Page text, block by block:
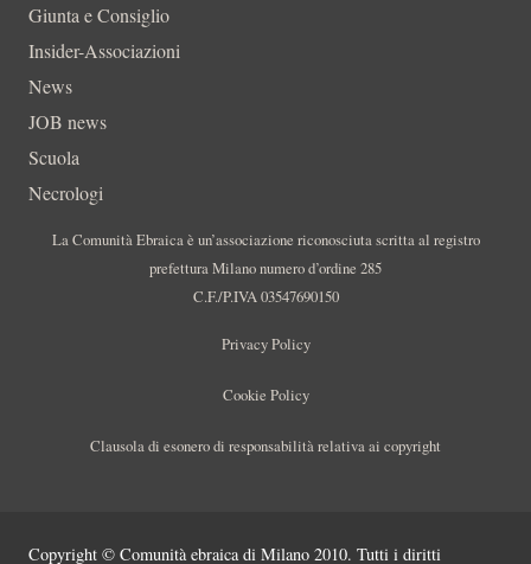
Giunta e Consiglio
Insider-Associazioni
News
JOB news
Scuola
Necrologi
La Comunità Ebraica è un’associazione riconosciuta scritta al registro
prefettura Milano numero d’ordine 285
C.F./P.IVA 03547690150
Privacy Policy
Cookie Policy
Clausola di esonero di responsabilità relativa ai copyright
Copyright © Comunità ebraica di Milano 2010. Tutti i diritti